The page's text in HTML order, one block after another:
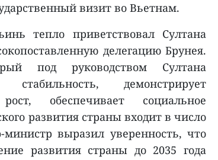
визит во Вьетнам.
тепло приветствовал Султана
делегацию Брунея.
под руководством Султана
демонстрирует
обеспечивает социальное
развития страны входит в число
выразил уверенность, что
развития страны до 2035 года